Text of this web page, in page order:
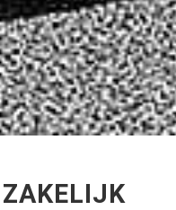
ZAKELIJK